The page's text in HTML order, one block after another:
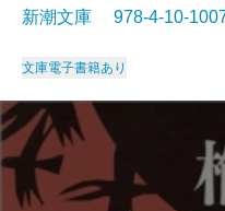
新潮文庫 978-4-10-
文庫電子書籍あり